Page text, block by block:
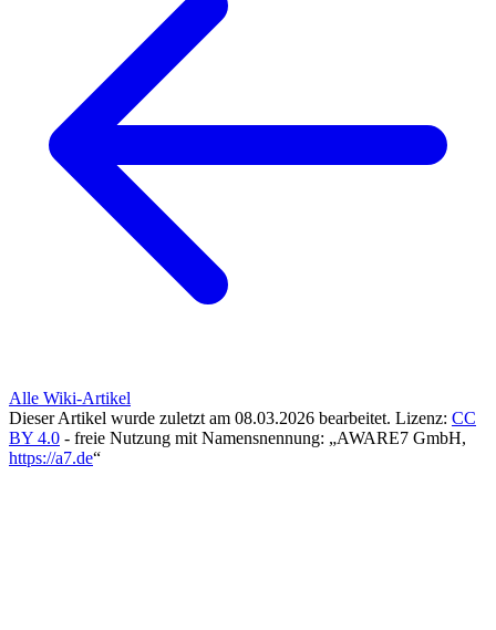
Alle Wiki-Artikel
Dieser Artikel wurde zuletzt am 08.03.2026 bearbeitet. Lizenz: CC
BY 4.0 - freie Nutzung mit Namensnennung: „AWARE7 GmbH,
https://a7.de“